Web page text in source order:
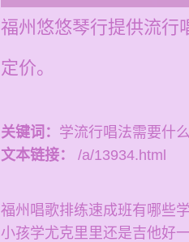
福州悠悠琴行提供流行
定价。
关键词： 学流行唱法需要什
文本链接：
/a/13934.html
福州唱歌排练速成班有哪些
小孩学尤克里里还是吉他好